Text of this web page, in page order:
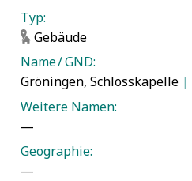
Typ:
gGebäude
Name / GND:
Gröningen, Schlosskapelle |
Weitere Namen:
—
Geographie:
—